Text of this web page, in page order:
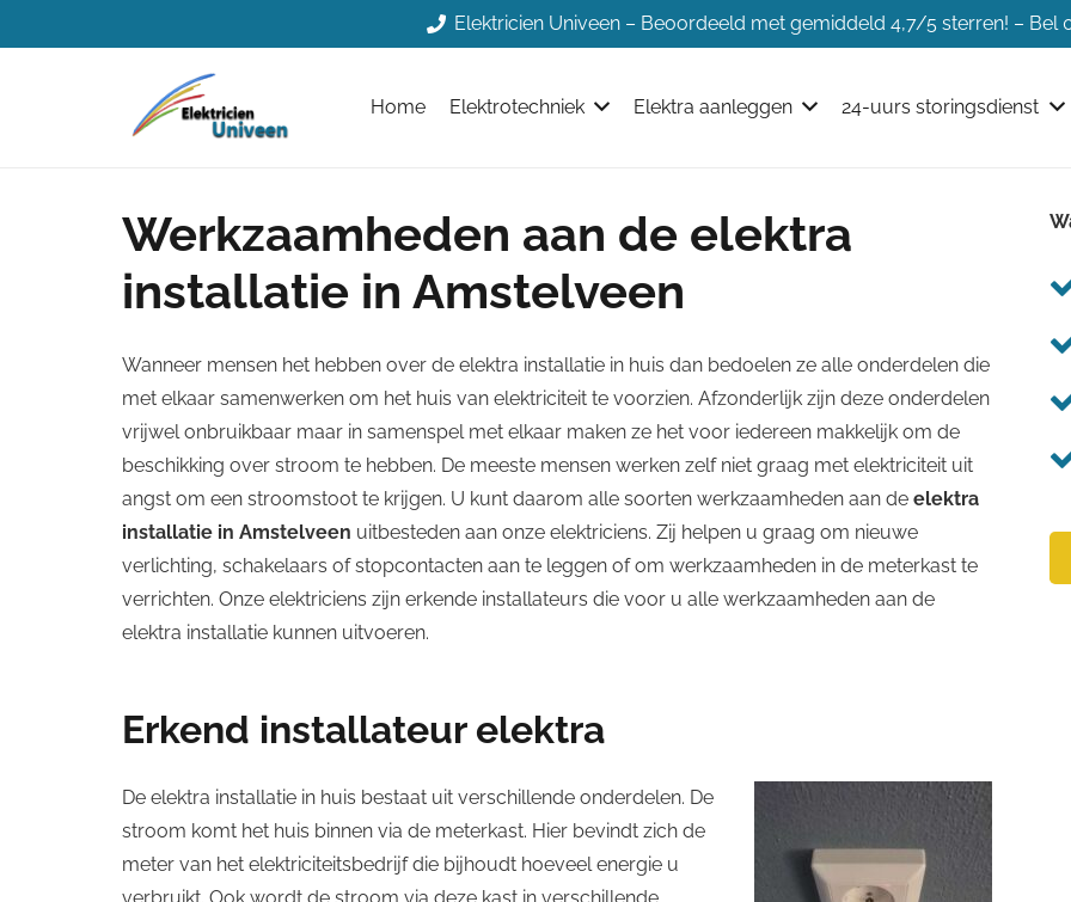
Elektricien Univeen – Beoordeeld met gemiddeld 4,7/5 sterren! – Bel
Home Elektrotechniek Elektra aanleggen 24-uurs storingsdienst
Werkzaamheden aan de elektra
installatie in Amstelveen
Wanneer mensen het hebben over de elektra installatie in huis dan bedoelen ze alle onderdelen die
met elkaar samenwerken om het huis van elektriciteit te voorzien. Afzonderlijk zijn deze onderdelen
vrijwel onbruikbaar maar in samenspel met elkaar maken ze het voor iedereen makkelijk om de
beschikking over stroom te hebben. De meeste mensen werken zelf niet graag met elektriciteit uit
angst om een stroomstoot te krijgen. U kunt daarom alle soorten werkzaamheden aan de elektra
installatie in Amstelveen uitbesteden aan onze elektriciens. Zij helpen u graag om nieuwe
verlichting, schakelaars of stopcontacten aan te leggen of om werkzaamheden in de meterkast te
verrichten. Onze elektriciens zijn erkende installateurs die voor u alle werkzaamheden aan de
elektra installatie kunnen uitvoeren.
Erkend installateur elektra
De elektra installatie in huis bestaat uit verschillende onderdelen. De
stroom komt het huis binnen via de meterkast. Hier bevindt zich de
meter van het elektriciteitsbedrijf die bijhoudt hoeveel energie u